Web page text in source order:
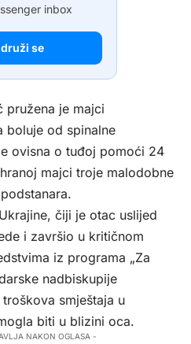
inbox
se
pružena je majci
boluje od spinalne
ovisna o tuđoj pomoći 24
majci troje malodobne
čiji je otac uslijed
i završio u kritičnom
iz programa „Za
nadbiskupije
smještaja u
biti u blizini oca.
NAKON OGLASA -